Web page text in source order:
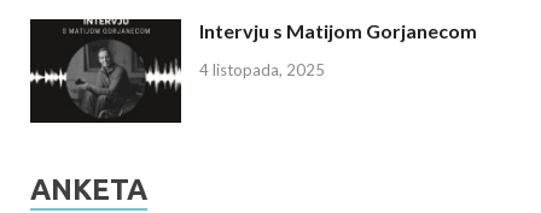
Intervju s Matijom Gorjanecom
4 listopada, 2025
ANKETA